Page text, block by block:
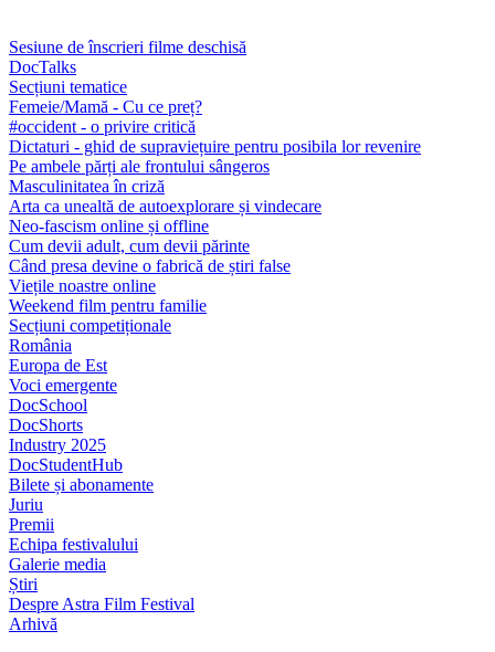
Sesiune de înscrieri filme deschisă
DocTalks
Secțiuni tematice
Femeie/Mamă - Cu ce preț?
#occident - o privire critică
Dictaturi - ghid de supraviețuire pentru posibila lor revenire
Pe ambele părți ale frontului sângeros
Masculinitatea în criză
Arta ca unealtă de autoexplorare și vindecare
Neo-fascism online și offline
Cum devii adult, cum devii părinte
Când presa devine o fabrică de știri false
Viețile noastre online
Weekend film pentru familie
Secțiuni competiționale
România
Europa de Est
Voci emergente
DocSchool
DocShorts
Industry 2025
DocStudentHub
Bilete și abonamente
Juriu
Premii
Echipa festivalului
Galerie media
Știri
Despre Astra Film Festival
Arhivă